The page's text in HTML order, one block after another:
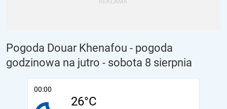
Pogoda Douar Khenafou - pogoda
godzinowa na jutro - sobota 8 sierpnia
00:00
26°C